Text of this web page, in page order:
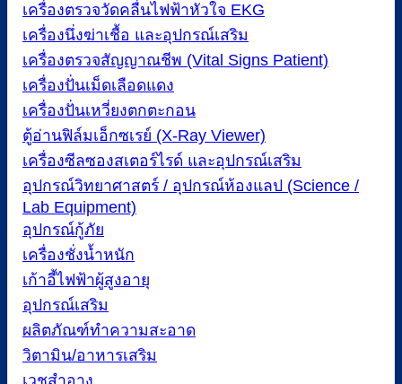
เครื่องตรวจวัดคลื่นไฟฟ้าหัวใจ EKG
เครื่องนึ่งฆ่าเชื้อ และอุปกรณ์เสริม
เครื่องตรวจสัญญาณชีพ (Vital Signs Patient)
เครื่องปั่นเม็ดเลือดแดง
เครื่องปั่นเหวี่ยงตกตะกอน
ตู้อ่านฟิล์มเอ็กซเรย์ (X-Ray Viewer)
เครื่องซีลซองสเตอร์ไรด์ และอุปกรณ์เสริม
อุปกรณ์วิทยาศาสตร์ / อุปกรณ์ห้องแลป (Science /
Lab Equipment)
อุปกรณ์กู้ภัย
เครื่องชั่งน้ำหนัก
เก้าอี้ไฟฟ้าผู้สูงอายุ
อุปกรณ์เสริม
ผลิตภัณฑ์ทำความสะอาด
วิตามิน/อาหารเสริม